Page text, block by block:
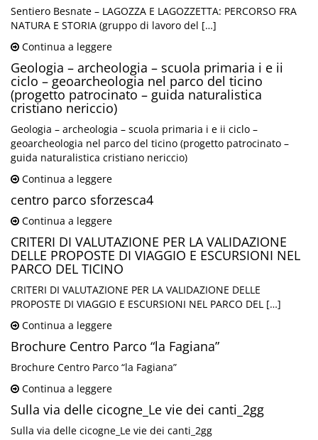
Sentiero Besnate – LAGOZZA E LAGOZZETTA: PERCORSO FRA
NATURA E STORIA (gruppo di lavoro del […]
Continua a leggere
Geologia – archeologia – scuola primaria i e ii
ciclo – geoarcheologia nel parco del ticino
(progetto patrocinato – guida naturalistica
cristiano nericcio)
Geologia – archeologia – scuola primaria i e ii ciclo –
geoarcheologia nel parco del ticino (progetto patrocinato –
guida naturalistica cristiano nericcio)
Continua a leggere
centro parco sforzesca4
Continua a leggere
CRITERI DI VALUTAZIONE PER LA VALIDAZIONE
DELLE PROPOSTE DI VIAGGIO E ESCURSIONI NEL
PARCO DEL TICINO
CRITERI DI VALUTAZIONE PER LA VALIDAZIONE DELLE
PROPOSTE DI VIAGGIO E ESCURSIONI NEL PARCO DEL […]
Continua a leggere
Brochure Centro Parco “la Fagiana”
Brochure Centro Parco “la Fagiana”
Continua a leggere
Sulla via delle cicogne_Le vie dei canti_2gg
Sulla via delle cicogne_Le vie dei canti_2gg